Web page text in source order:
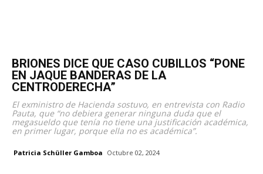
BRIONES DICE QUE CASO CUBILLOS “PONE
EN JAQUE BANDERAS DE LA
CENTRODERECHA”
El exministro de Hacienda sostuvo, en entrevista con Radio
Pauta, que “no debiera generar ninguna duda que el
megasueldo que tenía no tiene una justificación académica,
en primer lugar, porque ella no es académica”.
Patricia Schüller Gamboa Octubre 02, 2024